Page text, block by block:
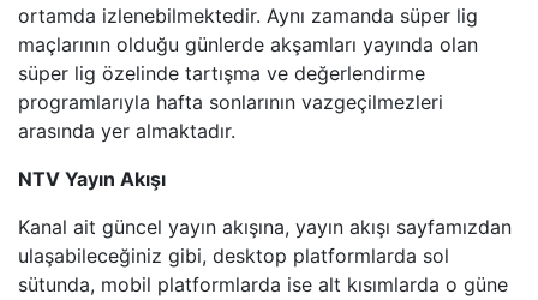
HABERTüRK
HALK TV
A HABER
TELE1
ortamda izlenebilmektedir. Aynı zamanda süper lig
maçlarının olduğu günlerde akşamları yayında olan
süper lig özelinde tartışma ve değerlendirme
programlarıyla hafta sonlarının vazgeçilmezleri
arasında yer almaktadır.
NTV Yayın Akışı
Kanal ait güncel yayın akışına, yayın akışı sayfamızdan
ulaşabileceğiniz gibi, desktop platformlarda sol
sütunda, mobil platformlarda ise alt kısımlarda o güne